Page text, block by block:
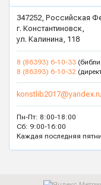
347252, Российская
г. Константиновск,
ул. Калинина, 118
8 (86393) 6-10-33
8 (86393) 6-10-32
konstlib2017@yandex.ru
Пн-Пт: 8:00-18:00
Сб: 9:00-16:00
Каждая последняя